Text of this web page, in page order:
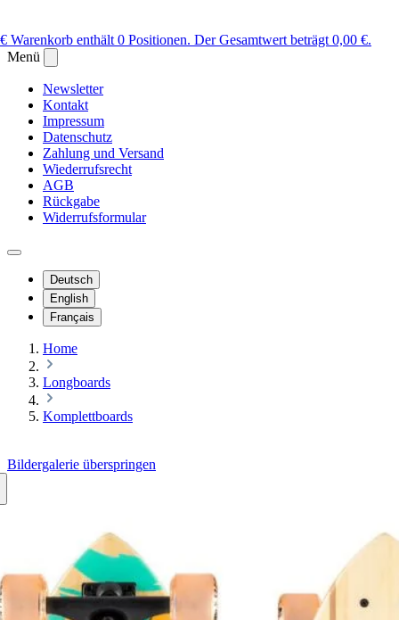
Warenkorb enthält 0 Positionen. Der Gesamtwert beträgt 0,00 €.
Menü
Newsletter
Kontakt
Impressum
Datenschutz
Zahlung und Versand
Wiederrufsrecht
AGB
Rückgabe
Widerrufsformular
Deutsch
English
Français
Home
Longboards
Komplettboards
Bildergalerie überspringen